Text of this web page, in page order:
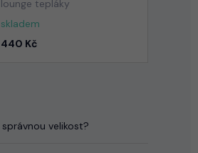
lounge tepláky
skladem
440 Kč
správnou velikost?